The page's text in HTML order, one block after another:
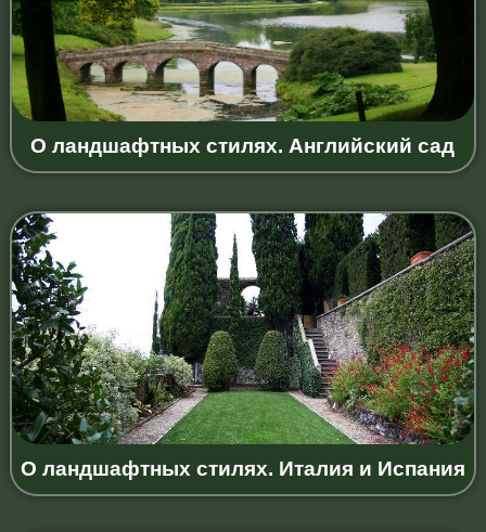
О ландшафтных стилях. Английский сад
О ландшафтных стилях. Италия и Испания